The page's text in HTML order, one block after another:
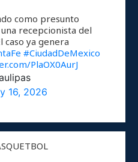
como presunto
recepcionista del
caso ya genera
#CiudadDeMexico
PlaOX0AurJ
16, 2026